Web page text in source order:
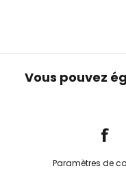
Vous pouvez
Paramètres de